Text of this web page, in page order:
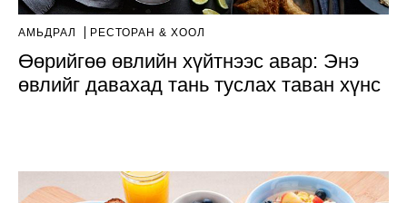
АМЬДРАЛ РЕСТОРАН & ХООЛ
Өөрийгөө өвлийн хүйтнээс авар: Энэ
өвлийг давахад тань туслах таван хүнс